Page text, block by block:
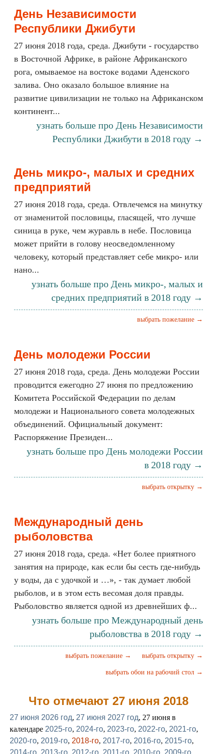
День Независимости
Республики Джибути
27 июня 2018 года, среда. Джибути - государство
в Восточной Африке, в районе Африканского
рога, омываемое на востоке водами Аденского
залива. Оно оказало большое влияние на
развитие цивилизации не только на Африканском
континент...
узнать больше про День Независимости
Республики Джибути в 2018 году →
День микро-, малых и средних
предприятий
27 июня 2018 года, среда. Отвлечемся на минутку
от знаменитой пословицы, гласящей, что лучше
синица в руке, чем журавль в небе. Пословица
может прийти в голову неосведомленному
человеку, который представляет себе микро- или
нано...
узнать больше про День микро-, малых и
средних предприятий в 2018 году →
выбрать пожелание →
День молодежи России
27 июня 2018 года, среда. День молодежи России
проводится ежегодно 27 июня по предложению
Комитета Российской Федерации по делам
молодежи и Национального совета молодежных
объединений. Официальный документ:
Распоряжение Президен...
узнать больше про День молодежи России
в 2018 году →
выбрать открытку →
Международный день
рыболовства
27 июня 2018 года, среда. «Нет более приятного
занятия на природе, как если бы сесть где-нибудь
у воды, да с удочкой и …», - так думает любой
рыболов, и в этом есть весомая доля правды.
Рыболовство является одной из древнейших ф...
узнать больше про Международный день
рыболовства в 2018 году →
выбрать открытку →
выбрать пожелание →
выбрать обои на рабочий стол →
Что отмечают 27 июня 2018
27 июня 2026 год, 27 июня 2027 год, 27 июня в
календаре 2025-го, 2024-го, 2023-го, 2022-го, 2021-го,
2020-го, 2019-го, 2018-го, 2017-го, 2016-го, 2015-го,
2014-го 2013-го 2012-го 2011-го 2010-го 2009-го